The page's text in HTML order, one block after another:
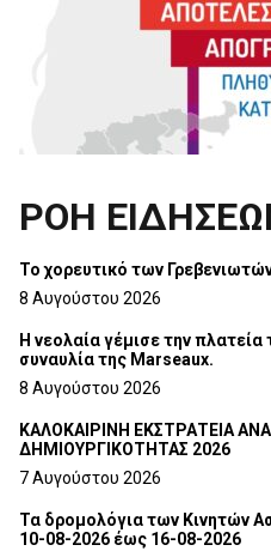
ΡΟΗ
Το χορευτικό των
8 Αυγούστου 2026
Η νεολαία γέμισε την
συναυλία της Marseaux.
8 Αυγούστου 2026
ΚΑΛΟΚΑΙΡΙΝΗ ΕΚΣΤΡΑΤΕΙΑ
ΔΗΜΙΟΥΡΓΙΚΟΤΗΤΑΣ 2026
7 Αυγούστου 2026
Τα δρομολόγια των Κινητών
10-08-2026 έως 16-08-2026